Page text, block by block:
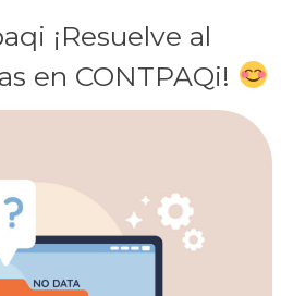
¡Resuelve al
en CONTPAQi!